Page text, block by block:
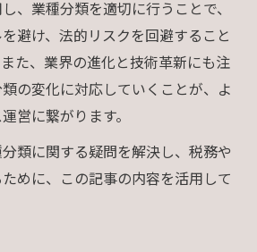
、業種分類を適切に行うことで、
避け、法的リスクを回避すること
た、業界の進化と技術革新にも注
の変化に対応していくことが、よ
営に繋がります。
類に関する疑問を解決し、税務や
めに、この記事の内容を活用して